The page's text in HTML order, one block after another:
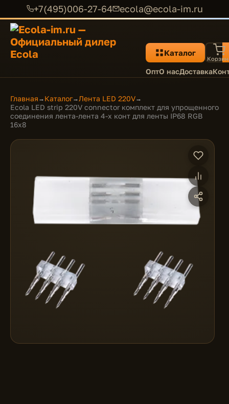
+7(495)006-27-64 ecola@ecola-im.ru
Каталог
ОптО насДоставка
Главная → Каталог→Лента LED 220V→
Ecola LED strip 220V connector комплект для упрощенного
соединения лента-лента 4-х конт для ленты IP68 RGB
16x8